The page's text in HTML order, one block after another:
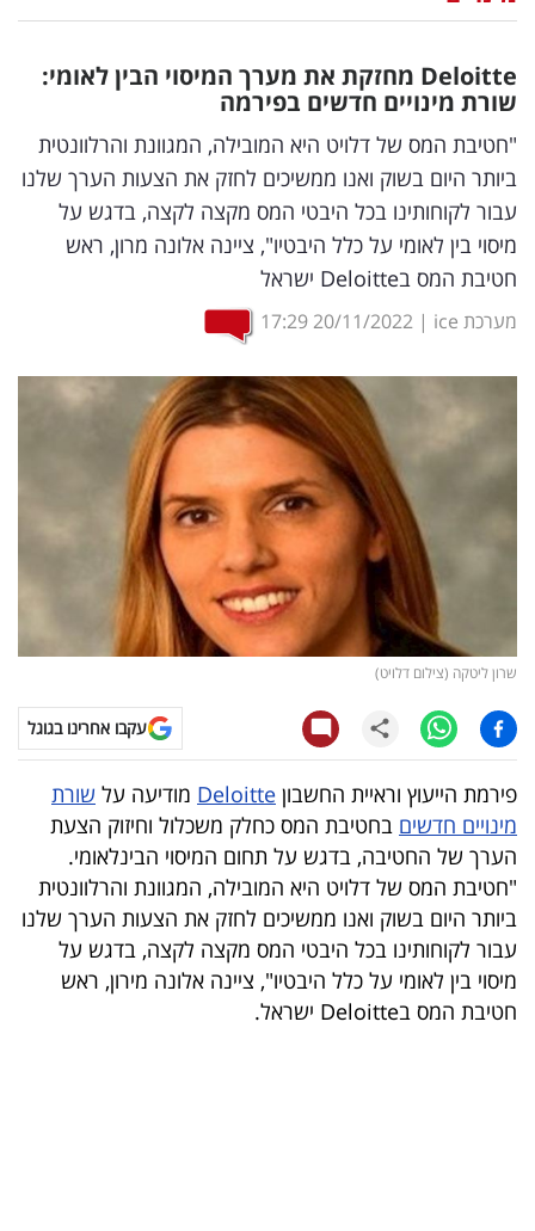
דיגיטל
וטק
שיווק
ופרסום
משפט
ומחקרים
דעות
קריפטו
ויראלי
עסקי
ספורט
קריירה
ולימודים
מינויים
רייטינג
Deloitte מחזקת את מערך המיסוי הבין לאומי:
שורת מינויים חדשים בפירמה
"חטיבת המס של דלויט היא המובילה, המגוונת והרלוונטית
ביותר היום בשוק ואנו ממשיכים לחזק את הצעות הערך שלנו
עבור לקוחותינו בכל היבטי המס מקצה לקצה, בדגש על
מיסוי בין לאומי על כלל היבטיו", ציינה אלונה מרון, ראש
חטיבת המס בDeloitte ישראל
מערכת ice |
20/11/2022
17:29
שרון ליטקה (צילום דלויט)
עקבו אחרינו בגוגל
פירמת הייעוץ וראיית החשבון Deloitte מודיעה על שורת
מינויים חדשים בחטיבת המס כחלק משכלול וחיזוק הצעת
הערך של החטיבה, בדגש על תחום המיסוי הבינלאומי.
"חטיבת המס של דלויט היא המובילה, המגוונת והרלוונטית
ביותר היום בשוק ואנו ממשיכים לחזק את הצעות הערך שלנו
עבור לקוחותינו בכל היבטי המס מקצה לקצה, בדגש על
מיסוי בין לאומי על כלל היבטיו", ציינה אלונה מירון, ראש
חטיבת המס בDeloitte ישראל.